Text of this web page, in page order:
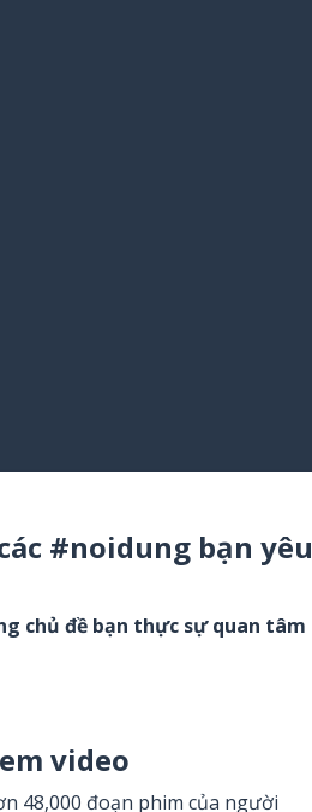
#noidung bạn yêu
chủ đề bạn thực sự quan tâm
video
48,000 đoạn phim của người